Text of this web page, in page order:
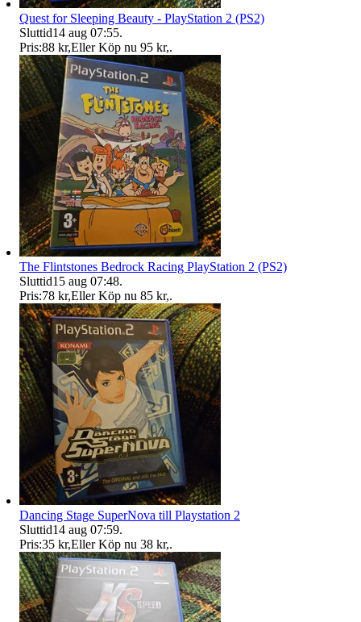
Quest for Sleeping Beauty - PlayStation 2 (PS2)
Sluttid14 aug 07:55.
Pris:88 kr,Eller Köp nu 95 kr,.
The Flintstones Bedrock Racing PlayStation 2 (PS2)
Sluttid15 aug 07:48.
Pris:78 kr,Eller Köp nu 85 kr,.
Dancing Stage SuperNova till Playstation 2
Sluttid14 aug 07:59.
Pris:35 kr,Eller Köp nu 38 kr,.